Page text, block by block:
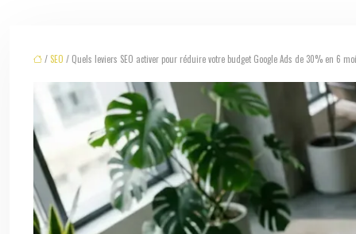
/ SEO / Quels leviers SEO activer pour réduire votre budget Google Ads de 30% en 6